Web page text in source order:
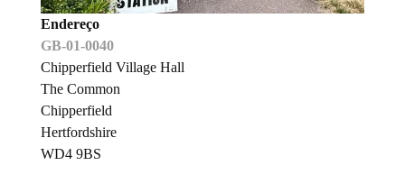
Endereço
GB-01-0040
Chipperfield Village Hall
The Common
Chipperfield
Hertfordshire
WD4 9BS